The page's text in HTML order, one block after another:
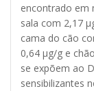
encontrado em
sala com 2,17
cama do cão
0,64 μg/g e
se expõem ao
sensibilizantes